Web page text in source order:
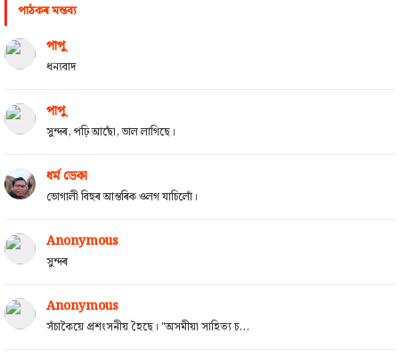
পাঠকৰ মন্তব্য
পাপু
ধন্যবাদ
পাপু
সুন্দৰ, পঢ়ি আছোঁ, ভাল লাগিছে।
ধৰ্ম ডেকা
ভোগালী বিহুৰ আন্তৰিক ওলগ যাচিলোঁ।
Anonymous
সুন্দৰ
Anonymous
সঁচাকৈয়ে প্ৰশংসনীয় হৈছে। "অসমীয়া সাহিত্য চ...